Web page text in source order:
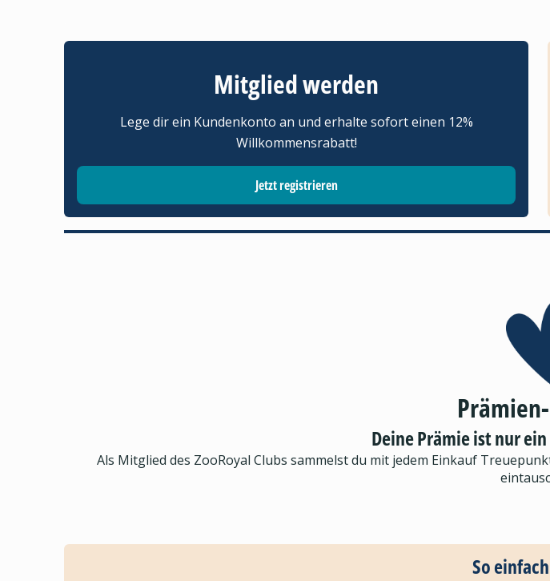
Mitglied werden
Lege dir ein Kundenkonto an und erhalte sofort einen 12%
Willkommensrabatt!
Jetzt registrieren
Deine Prämie ist nur
Als Mitglied des ZooRoyal Clubs sammelst du mit jedem Einkauf
So